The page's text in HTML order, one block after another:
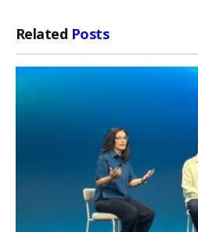
Related Posts